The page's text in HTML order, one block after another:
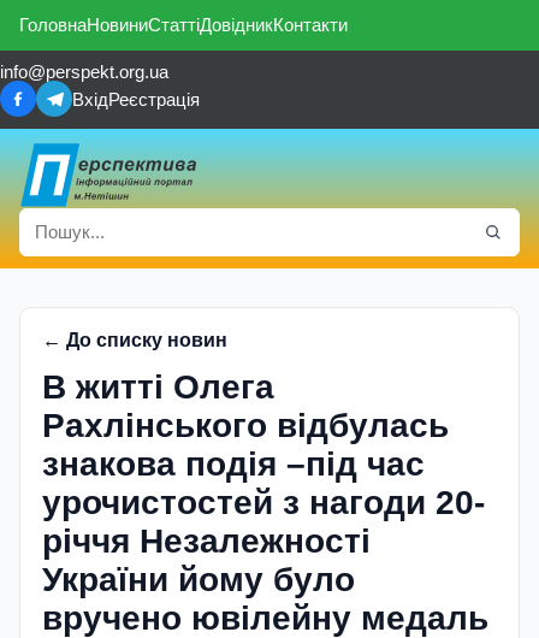
ГоловнаНовиниСтаттіДовідникКонтакти
info@perspekt.org.ua
ВхідРеєстрація
← До списку новин
В житті Олега
Рахлінського відбулась
знакова подія –під час
урочистостей з нагоди 20-
річчя Незалежності
України йому було
вручено ювілейну медаль